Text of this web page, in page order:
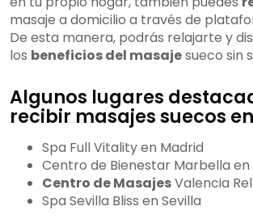
masaje a domicilio a través de
De esta manera, podrás relajarte y
los beneficios del masajesueco sin
Algunos lugares
recibir masajes suecos
Spa Full Vitality en Madrid
Centro de Bienestar Marbella
Centro de MasajesValencia
Spa Sevilla Bliss en Sevilla